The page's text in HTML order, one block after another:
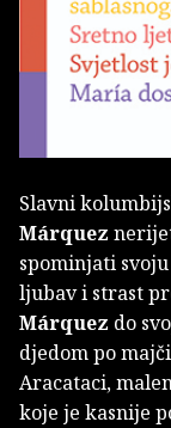
Slavni
Márquez
spominjati
ljubav i strast
Márquez do
djedom po
Aracataci,
koje je kasnije